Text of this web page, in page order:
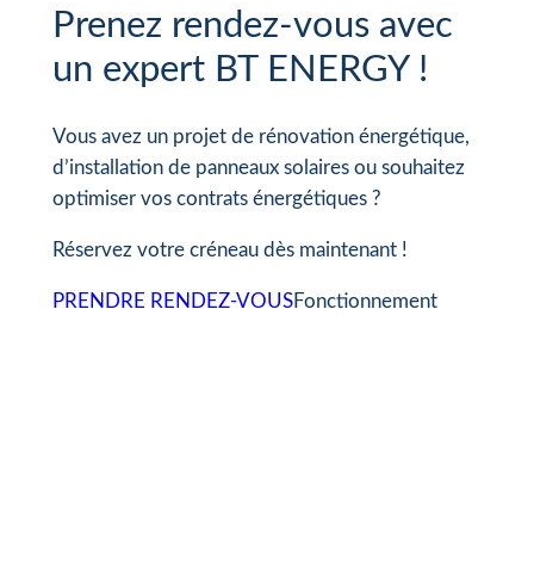
Prenez rendez-vous avec
un expert BT ENERGY !
Vous avez un projet de rénovation énergétique,
d’installation de panneaux solaires ou souhaitez
optimiser vos contrats énergétiques ?
Réservez votre créneau dès maintenant !
PRENDRE RENDEZ-VOUSFonctionnement